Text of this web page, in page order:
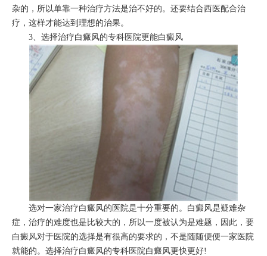
杂的，所以单靠一种治疗方法是治不好的。还要结合西医配合治
疗，这样才能达到理想的治果。
3、选择治疗白癜风的专科医院更能白癜风
选对一家治疗白癜风的医院是十分重要的。白癜风是疑难杂
症，治疗的难度也是比较大的，所以一度被认为是难题，因此，要
白癜风对于医院的选择是有很高的要求的，不是随随便便一家医院
就能的。选择治疗白癜风的专科医院白癜风更快更好!